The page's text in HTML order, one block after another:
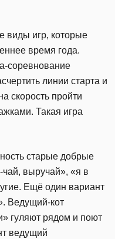
виды игр, которые
время года.
соревнование
линии старта и
скорость пройти
Такая игра
старые добрые
выручай», «я в
Ещё один вариант
Ведущий-кот
гуляют рядом и поют
ведущий